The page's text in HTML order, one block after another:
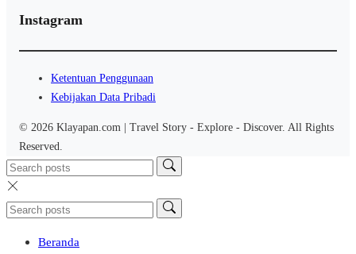
Instagram
Ketentuan Penggunaan
Kebijakan Data Pribadi
© 2026 Klayapan.com | Travel Story - Explore - Discover. All Rights
Reserved.
Beranda